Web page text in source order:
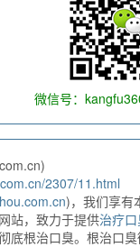
微信号：
2307/11.html
)，我们享有
站，致力于提供治疗
底根治口臭。根治口